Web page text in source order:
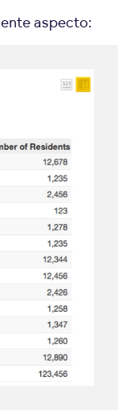
aspecto: